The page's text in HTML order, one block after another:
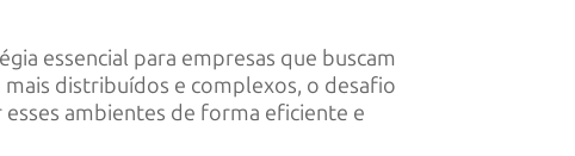
essencial para empresas que buscam
mais distribuídos e complexos, o desafio
ambientes de forma eficiente e